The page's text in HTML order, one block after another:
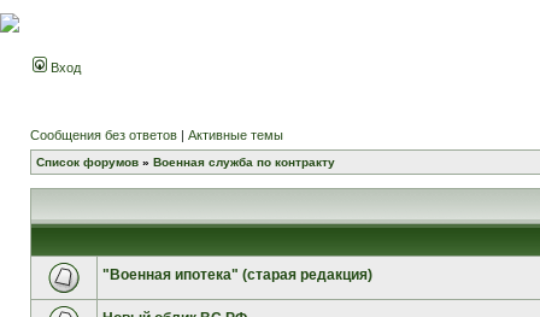
Вход
Сообщения без ответов | Активные темы
Список форумов » Военная служба по контракту
"Военная ипотека" (старая редакция)